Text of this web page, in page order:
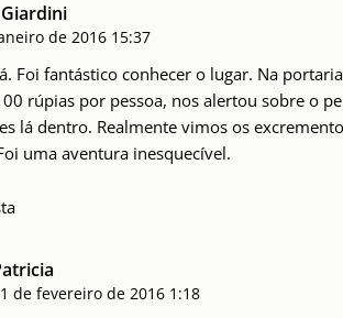
de 2016 15:37
Foi fantástico conhecer o lugar. Na
rúpias por pessoa, nos alertou sobre o
lá dentro. Realmente vimos os
uma aventura inesquecível.
de fevereiro de 2016 1:18